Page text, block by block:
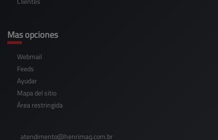
Mas opciones
Webmail
Feeds
Ayudar
Mapa del sitio
Área restringida
atendimento@henrimaq.com.br